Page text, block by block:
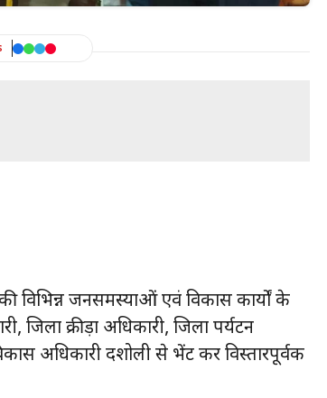
विभिन्न जनसमस्याओं एवं विकास कार्यों के
क्रीड़ा अधिकारी, जिला पर्यटन
अधिकारी दशोली से भेंट कर विस्तारपूर्वक